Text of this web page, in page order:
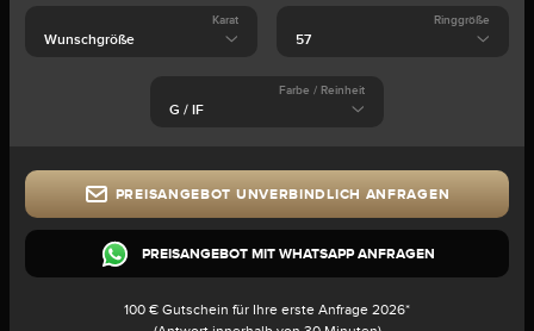
Karat Ringgröße
Farbe / Reinheit
PREISANGEBOT UNVERBINDLICH ANFRAGEN
PREISANGEBOT MIT WHATSAPP ANFRAGEN
100 € Gutschein für Ihre erste Anfrage 2026*